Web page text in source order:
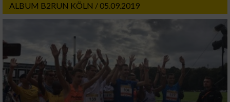
ALBUM B2RUN KÖLN / 05.09.2019